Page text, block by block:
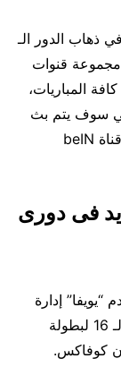
ذهاب الدور الـ
أوروبا 2022/2023، هي مجموعة قنوات
المباريات،
سوف يتم بث
مباراة ليفربول ضد ريال مدريد مباشرة، على قناة beIN
فى دورى
“يويفا” إدارة
مواجهة ليفربول و ريال مدريد فى ذهاب دور الـ 16 لبطولة
كوفاكس.